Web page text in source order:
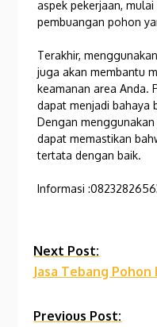
aspek pekerjaan,
pembuangan pohon
Terakhir,
juga akan membantu
keamanan area Anda.
dapat menjadi bahaya
Dengan
dapat memastikan
tertata dengan baik.
Informasi
Continue
Reading
Next Post:
Jasa Tebang
Previous Post: